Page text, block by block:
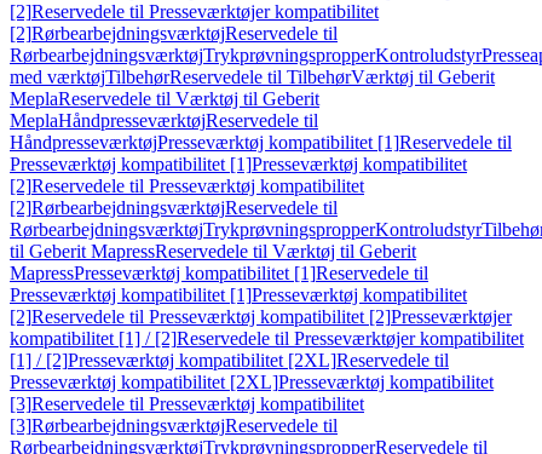
[2]Reservedele til Presseværktøjer kompatibilitet
[2]RørbearbejdningsværktøjReservedele til
RørbearbejdningsværktøjTrykprøvningspropperKontroludstyr
med værktøjTilbehørReservedele til TilbehørVærktøj til Geberit
MeplaReservedele til Værktøj til Geberit
MeplaHåndpresseværktøjReservedele til
HåndpresseværktøjPresseværktøj kompatibilitet [1]Reservedele til
Presseværktøj kompatibilitet [1]Presseværktøj kompatibilitet
[2]Reservedele til Presseværktøj kompatibilitet
[2]RørbearbejdningsværktøjReservedele til
RørbearbejdningsværktøjTrykprøvningspropperKontroludstyr
til Geberit MapressReservedele til Værktøj til Geberit
MapressPresseværktøj kompatibilitet [1]Reservedele til
Presseværktøj kompatibilitet [1]Presseværktøj kompatibilitet
[2]Reservedele til Presseværktøj kompatibilitet [2]Presseværktøjer
kompatibilitet [1] / [2]Reservedele til Presseværktøjer kompatibilitet
[1] / [2]Presseværktøj kompatibilitet [2XL]Reservedele til
Presseværktøj kompatibilitet [2XL]Presseværktøj kompatibilitet
[3]Reservedele til Presseværktøj kompatibilitet
[3]RørbearbejdningsværktøjReservedele til
RørbearbejdningsværktøjTrykprøvningspropperReservedele til